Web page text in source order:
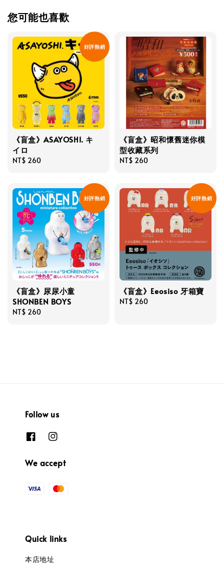
您可能也喜歡
好評熱銷
《盲盒》ASAYOSHI. キ
イロ
Regular
NT$ 260
《盲盒》昭和懷舊迷你模
型收藏系列
Regular
NT$ 260
好評熱銷
《盲盒》尿尿小童
SHONBEN BOYS
Regular
NT$ 260
好評熱銷
《盲盒》Eeosiso 牙箱寶
Regular
NT$ 260
Follow us
We accept
Quick links
本店地址